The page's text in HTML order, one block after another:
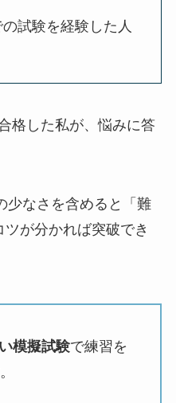
の試験を経験した人
格した私が、悩みに答
少なさを含めると「難
が分かれば突破でき
模擬試験で練習を